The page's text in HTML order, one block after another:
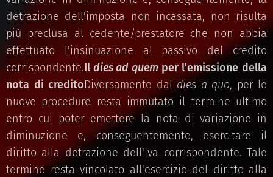
detrazione dell'imposta non incassata, non risulta
più preclusa al cedente/prestatore che non abbia
effettuato l'insinuazione al passivo del credito
corrispondente.Il dies ad quem per l'emissione della
nota di creditoDiversamente daldies a quo, per le
nuove procedure resta immutato il termine ultimo
entro cui poter emettere la nota di variazione in
diminuzione e, conseguentemente, esercitare il
diritto alla detrazione dell'Iva corrispondente. Tale
termine resta vincolato all'esercizio del diritto alla